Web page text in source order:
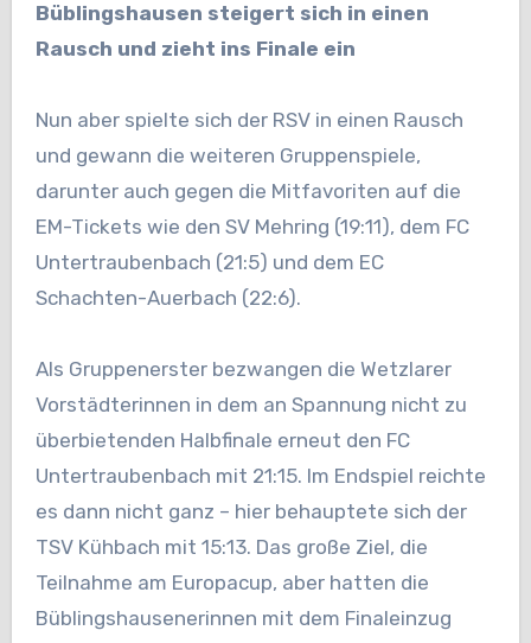
Büblingshausen steigert sich in einen
Rausch und zieht ins Finale ein
Nun aber spielte sich der RSV in einen Rausch
und gewann die weiteren Gruppenspiele,
darunter auch gegen die Mitfavoriten auf die
EM-Tickets wie den SV Mehring (19:11), dem FC
Untertraubenbach (21:5) und dem EC
Schachten-Auerbach (22:6).
Als Gruppenerster bezwangen die Wetzlarer
Vorstädterinnen in dem an Spannung nicht zu
überbietenden Halbfinale erneut den FC
Untertraubenbach mit 21:15. Im Endspiel reichte
es dann nicht ganz – hier behauptete sich der
TSV Kühbach mit 15:13. Das große Ziel, die
Teilnahme am Europacup, aber hatten die
Büblingshausenerinnen mit dem Finaleinzug